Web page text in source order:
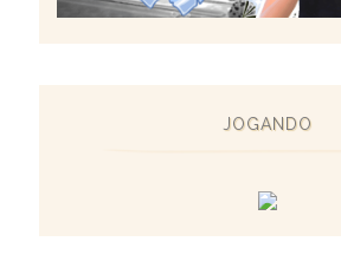
JOGANDO